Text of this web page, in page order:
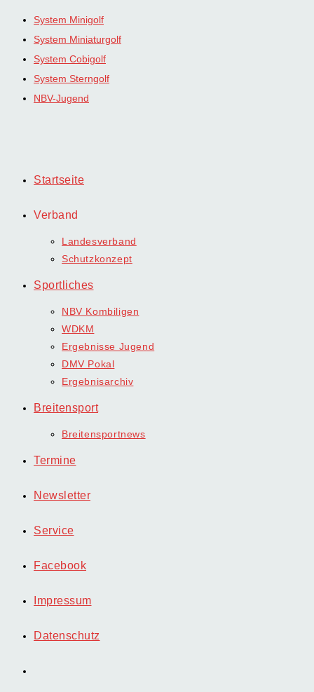
Zum
System Minigolf
System Miniaturgolf
System Cobigolf
System Sterngolf
NBV-Jugend
Startseite
Verband
Landesverband
Schutzkonzept
Sportliches
NBV Kombiligen
WDKM
Ergebnisse Jugend
DMV Pokal
Ergebnisarchiv
Breitensport
Breitensportnews
Termine
Newsletter
Service
Facebook
Impressum
Datenschutz